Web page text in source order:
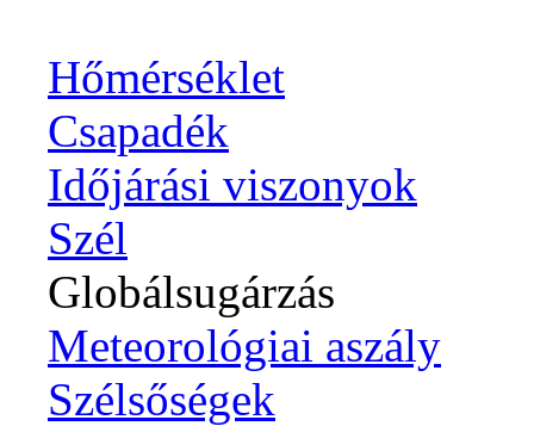
Hőmérséklet
Csapadék
Időjárási viszonyok
Szél
Globálsugárzás
Meteorológiai aszály
Szélsőségek